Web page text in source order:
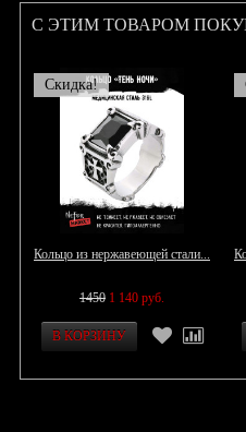
С ЭТИМ ТОВАРОМ
Скидка!
Кольцо из нержавеющей стали...
1450 1 140 руб.